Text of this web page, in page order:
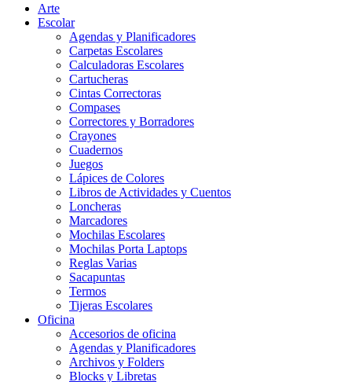
Arte
Escolar
Agendas y Planificadores
Carpetas Escolares
Calculadoras Escolares
Cartucheras
Cintas Correctoras
Compases
Correctores y Borradores
Crayones
Cuadernos
Juegos
Lápices de Colores
Libros de Actividades y Cuentos
Loncheras
Marcadores
Mochilas Escolares
Mochilas Porta Laptops
Reglas Varias
Sacapuntas
Termos
Tijeras Escolares
Oficina
Accesorios de oficina
Agendas y Planificadores
Archivos y Folders
Blocks y Libretas